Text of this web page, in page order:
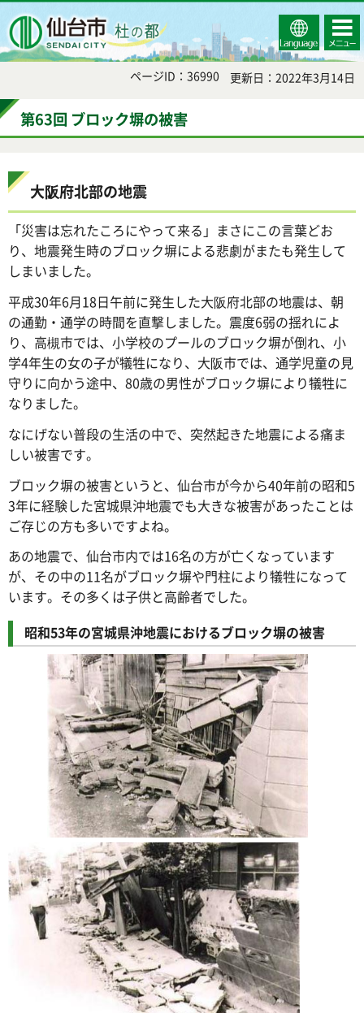
Select
Language
コンテ
ンツメ
ニュー
ページID：36990 更新日：2022年3月14日
第63回 ブロック塀の被害
大阪府北部の地震
「災害は忘れたころにやって来る」まさにこの言葉どお
り、地震発生時のブロック塀による悲劇がまたも発生して
しまいました。
平成30年6月18日午前に発生した大阪府北部の地震は、朝
の通勤・通学の時間を直撃しました。震度6弱の揺れによ
り、高槻市では、小学校のプールのブロック塀が倒れ、小
学4年生の女の子が犠牲になり、大阪市では、通学児童の見
守りに向かう途中、80歳の男性がブロック塀により犠牲に
なりました。
なにげない普段の生活の中で、突然起きた地震による痛ま
しい被害です。
ブロック塀の被害というと、仙台市が今から40年前の昭和5
3年に経験した宮城県沖地震でも大きな被害があったことは
ご存じの方も多いですよね。
あの地震で、仙台市内では16名の方が亡くなっています
が、その中の11名がブロック塀や門柱により犠牲になって
います。その多くは子供と高齢者でした。
昭和53年の宮城県沖地震におけるブロック塀の被害